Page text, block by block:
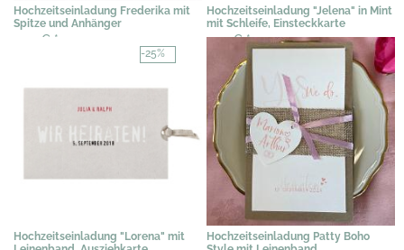
Hochzeitseinladung Frederika mit
Spitze und Anhänger
2,39 € *
Hochzeitseinladung "Jelena" in Mint
mit Schleife, Einsteckkarte
2,25 €*
-25%
Hochzeitseinladung "Lorena" mit
Hochzeitseinladung Patty Boho